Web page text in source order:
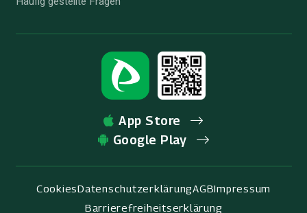
App Store
Google Play
CookiesDatenschutzerklärungAGBImpressum
Barrierefreiheitserklärung